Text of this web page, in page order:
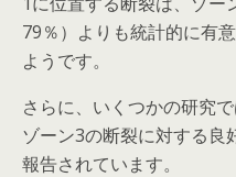
79％）よりも統計的に有
ようです。
さらに、いくつかの研究で
ゾーン3の断裂に対する良
報告されています。